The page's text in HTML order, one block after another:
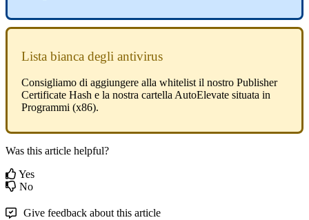
Lista bianca degli antivirus
Consigliamo di aggiungere alla whitelist il nostro Publisher
Certificate Hash e la nostra cartella AutoElevate situata in
Programmi (x86).
Was this article helpful?
Yes
No
Give feedback about this article